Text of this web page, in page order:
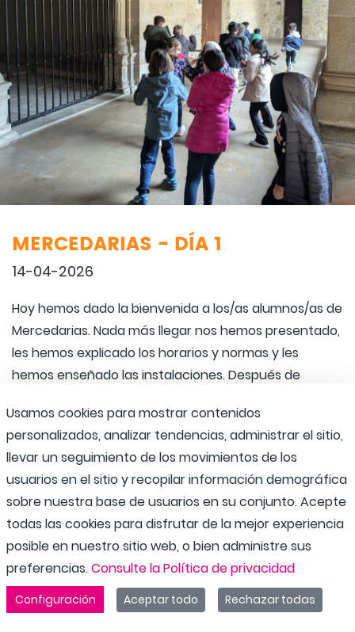
MERCEDARIAS - DÍA 1
14-04-2026
Hoy hemos dado la bienvenida a los/as alumnos/as de
Mercedarias. Nada más llegar nos hemos presentado,
les hemos explicado los horarios y normas y les
hemos enseñado las instalaciones. Después de
tenemos a escasos minutos del albergue, allí hemos
merendado y hemos disfrutado de la naturaleza.
Usamos cookies para mostrar contenidos
personalizados, analizar tendencias, administrar el sitio,
llevar un seguimiento de los movimientos de los
usuarios en el sitio y recopilar información demográfica
sobre nuestra base de usuarios en su conjunto. Acepte
todas las cookies para disfrutar de la mejor experiencia
posible en nuestro sitio web, o bien administre sus
preferencias.Consulte la Política de privacidad
Configuración Aceptar todo Rechazar todas